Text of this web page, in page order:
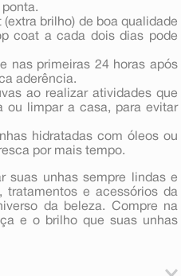
brilho) de boa qualidade
coat a cada dois dias pode
nas primeiras 24 horas após
aderência.
ao realizar atividades que
ou limpar a casa, para evitar
hidratadas com óleos ou
por mais tempo.
suas unhas sempre lindas e
tratamentos e acessórios da
da beleza. Compre na
e o brilho que suas unhas